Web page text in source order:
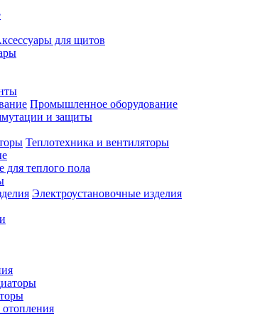
для щитов
Промышленное оборудование
и защиты
Теплотехника и вентиляторы
для теплого пола
Электроустановочные изделия